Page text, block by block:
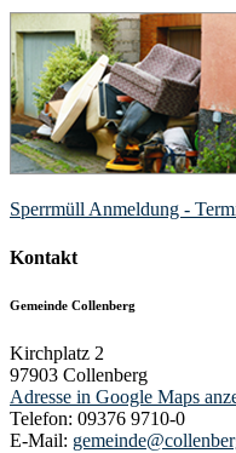
Sperrmüll Anmeldung -
Kontakt
Gemeinde Collenberg
Kirchplatz 2
97903 Collenberg
Adresse in Google Maps
Telefon: 09376 9710-0
E-Mail: